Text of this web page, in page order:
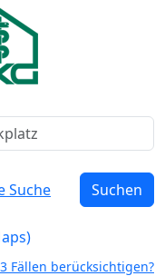
Suche Suchen
Fällen berücksichtigen?